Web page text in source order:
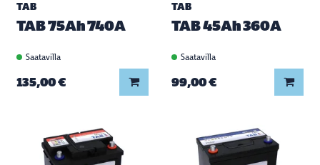
TAB
TAB 75Ah 740A
Saatavilla
135,00 € Lisää koriin
TAB
TAB 45Ah 360A
Saatavilla
99,00 €